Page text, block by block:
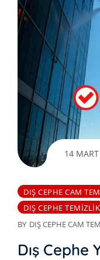
14
DIŞ CEPHE CAM
DIŞ CEPHE TEMIZLIK
BY DIŞ CEPHE CAM
Dış Cephe